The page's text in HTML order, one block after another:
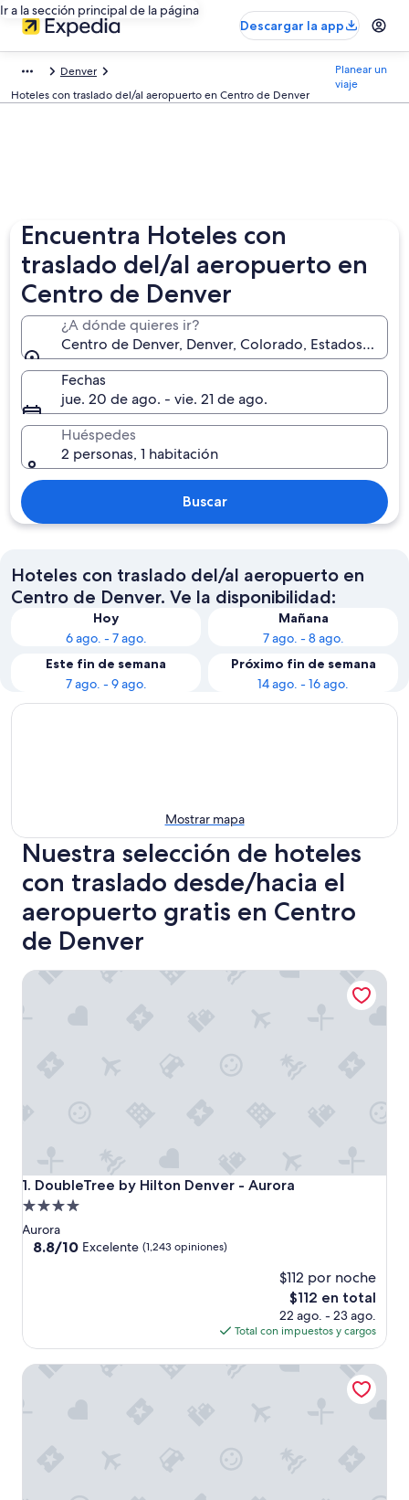
Ir a la sección principal de la página
Descargar la app
Denver
Hoteles con traslado del/al aeropuerto en Centro de Denver
Planear un
viaje
Encuentra Hoteles con
traslado del/al aeropuerto en
Centro de Denver
¿A dónde quieres ir?
Centro de Denver, Denver, Colorado, Estados
Fechas
jue. 20 de ago. - vie. 21 de ago.
Huéspedes
2 personas, 1 habitación
Buscar
Hoteles con traslado del/al aeropuerto en
Centro de Denver. Ve la disponibilidad:
Hoy
6 ago. - 7 ago.
Mañana
7 ago. - 8 ago.
Este fin de semana
7 ago. - 9 ago.
Próximo fin de semana
14 ago. - 16 ago.
Mostrar mapa
Nuestra selección de hoteles
con traslado desde/hacia el
aeropuerto gratis en Centro
de Denver
1. DoubleTree by Hilton Denver - Aurora
DoubleTree by Hilton Denver - Aurora
Propiedad
de
4.0
Aurora
8.8
8.8/10 Excelente (1,243 opiniones)
$112 por noche
El
precio
actual
es
de
$112 en total
22 ago. - 23 ago.
Total con impuestos y cargos
DoubleTree by Hilton Denver - Aurora
Hampton Inn & Suites- Denver/Airport-Gateway Park